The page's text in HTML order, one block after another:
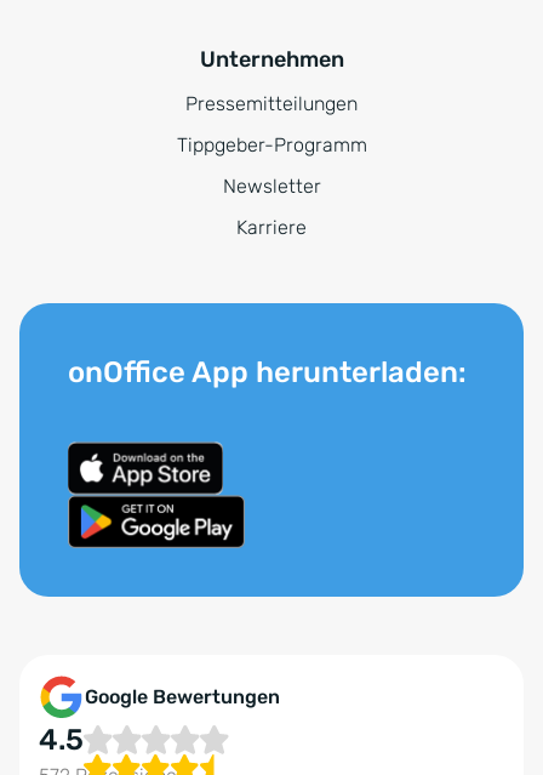
Unternehmen
Pressemitteilungen
Tippgeber-Programm
Newsletter
Karriere
Google Bewertungen
4.5
onOffice App herunterladen: